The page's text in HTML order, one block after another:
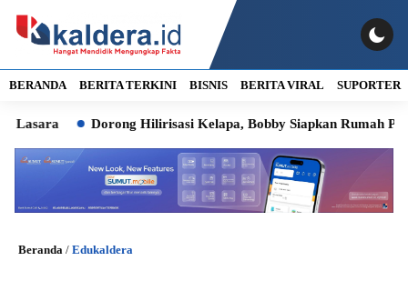
BERANDA BERITA TERKINI BISNIS BERITA VIRAL SUPORTER
Dorong Hilirisasi Kelapa, Bobby Siapkan Rumah Produksi
Beranda / Edukaldera